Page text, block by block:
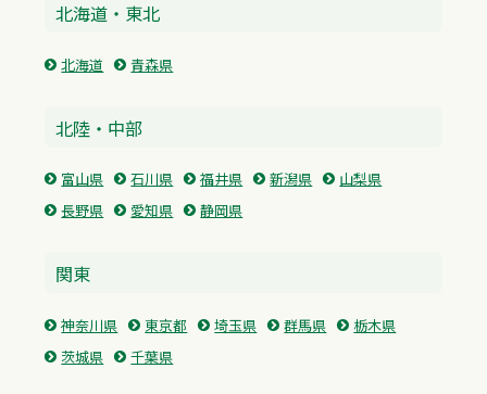
北海道・東北
北海道 青森県
北陸・中部
富山県 石川県 福井県 新潟県
山梨県
長野県
愛知県 静岡県
関東
神奈川県 東京都 埼玉県 群馬県
栃木県
茨城県
千葉県